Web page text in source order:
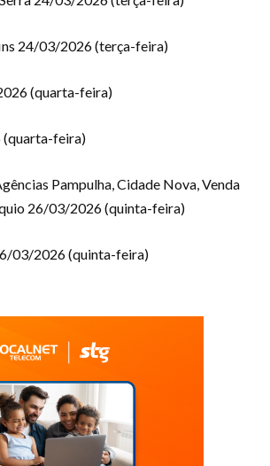
24/03/2026 (terça-feira)
(quarta-feira)
feira)
Pampulha, Cidade Nova, Venda
26/03/2026 (quinta-feira)
03/2026 (quinta-feira)